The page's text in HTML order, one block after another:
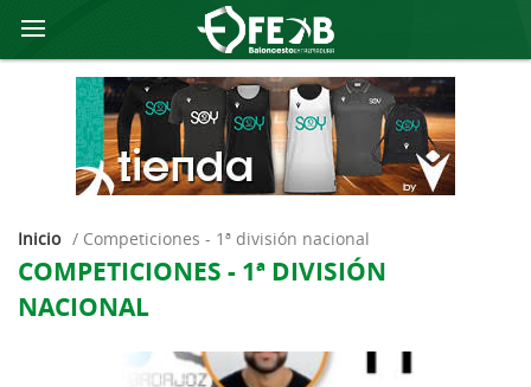
Inicio / competiciones - 1ª división nacional
COMPETICIONES - 1ª DIVISIÓN
NACIONAL